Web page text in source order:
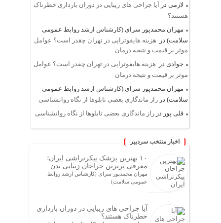
لازمی در
آیا جراحی های زیبایی در دوران بارداری خطرناک
هستند؟
مهران محمدپور سرای (کارشناس ارشد روابط عمومی
سلامت) در
هزینه هایفوتراپی در تهران چقدر است؟ عوامل
موثر بر قیمت و نتیجه درمان
جوادی در
هزینه هایفوتراپی در تهران چقدر است؟ عوامل
موثر بر قیمت و نتیجه درمان
مهران محمدپور سرای (کارشناس ارشد روابط عمومی
سلامت) در راز ماندگاری بعضی تابلوها از نگاه روانشناسی
قلی پور در راز ماندگاری بعضی تابلوها از نگاه روانشناسی
اخبار منتخب سردبیر
۱۰ بهترین پزشک پیکرتراشی ایران؛
معرفی برترین جراحان زیبایی بدن
مهران محمدپور سرای (کارشناس ارشد روابط
عمومی سلامت)
آیا جراحی های زیبایی در دوران بارداری
خطرناک هستند؟